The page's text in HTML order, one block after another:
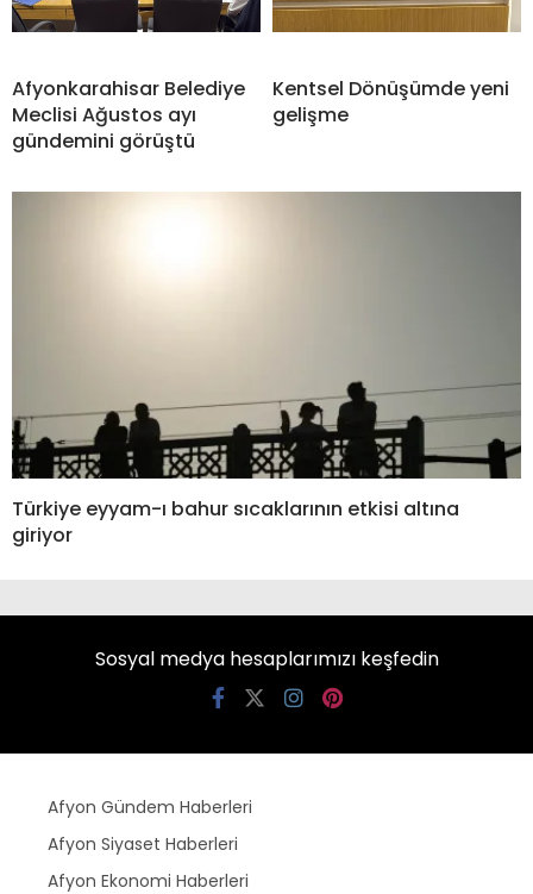
Afyonkarahisar Belediye
Meclisi Ağustos ayı
gündemini görüştü
Kentsel Dönüşümde yeni
gelişme
Türkiye eyyam-ı bahur sıcaklarının etkisi altına
giriyor
Sosyal medya hesaplarımızı keşfedin
Afyon Gündem Haberleri
Afyon Siyaset Haberleri
Afyon Ekonomi Haberleri